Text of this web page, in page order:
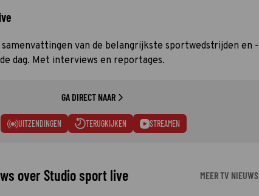
van de belangrijkste sportwedstrijden en -
dag. Met interviews en reportages.
GA DIRECT NAAR
UITZENDINGEN TERUGKIJKEN STREAMEN
over Studio sport live MEER TV NIEUWS